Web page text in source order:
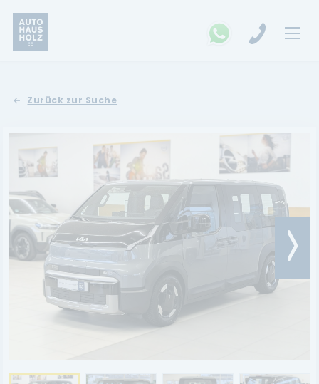
Opel
Ford
Land Rover
Renault
Dacia
SERVICE
Zurück zur Suche